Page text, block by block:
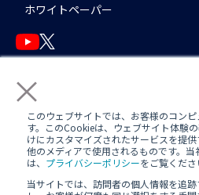
×
このウェブサイトでは、お客様のコン
す。このCookieは、ウェブサイト体験
けにカスタマイズされたサービスを提
他のメディアで使用されるものです。
は、 プライバシーポリシーをご覧くださ
当サイトでは、訪問者の個人情報を追
ホワイトペーパー
English
運用アシスタント利用規約(AWS/Azure)
定型約款